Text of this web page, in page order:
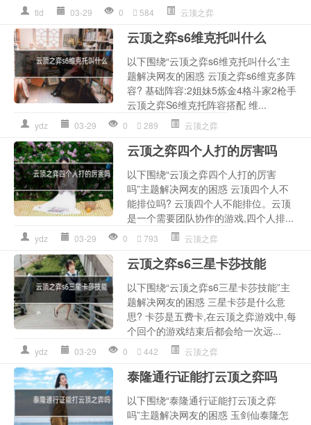
tld 03-29 0 584 云顶之弈
云顶之弈s6维克托叫什么
以下围绕“云顶之弈s6维克托叫什么”主
题解决网友的困惑 云顶之弈s6维克多阵
容? 基础阵容:2姐妹5炼金4格斗家2枪手
云顶之弈S6维克托阵容搭配 维...
ydz 03-29 0 289 云顶之弈
云顶之弈四个人打的厉害吗
以下围绕“云顶之弈四个人打的厉害
吗”主题解决网友的困惑 云顶四个人不
能排位吗? 云顶四个人不能排位。云顶
是一个需要团队协作的游戏,四个人排...
ydz 03-29 0 793 云顶之弈
云顶之弈s6三星卡莎技能
以下围绕“云顶之弈s6三星卡莎技能”主
题解决网友的困惑 三星卡莎是什么意
思? 卡莎是五费卡,在云顶之弈游戏中,每
个回个的游戏结束后都会给一次远...
ydz 03-29 0 442 云顶之弈
泰隆通行证能打云顶之弈吗
以下围绕“泰隆通行证能打云顶之弈
吗”主题解决网友的困惑 玉剑仙泰隆怎